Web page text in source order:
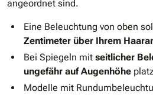
angeordnet sind.
Eine Beleuchtung von oben
Zentimeter über Ihrem
Bei Spiegeln mit seitlicher
ungefähr auf Augenhöhe
Modelle mit